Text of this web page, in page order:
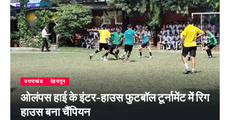
उत्तराखंड देहरादून
ओलंपस हाई के इंटर-हाउस फुटबॉल टूर्नामेंट में रिग
हाउस बना चैंपियन